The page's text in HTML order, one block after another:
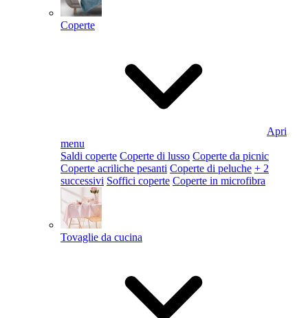
Coperte
Apri
menu
Saldi coperte Coperte di lusso Coperte da picnic
Coperte acriliche pesanti Coperte di peluche + 2
successivi Soffici coperte Coperte in microfibra
Tovaglie da cucina